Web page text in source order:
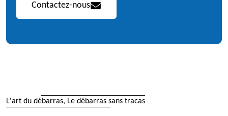
Contactez-nous
L'art du débarras, Le débarras sans tracas